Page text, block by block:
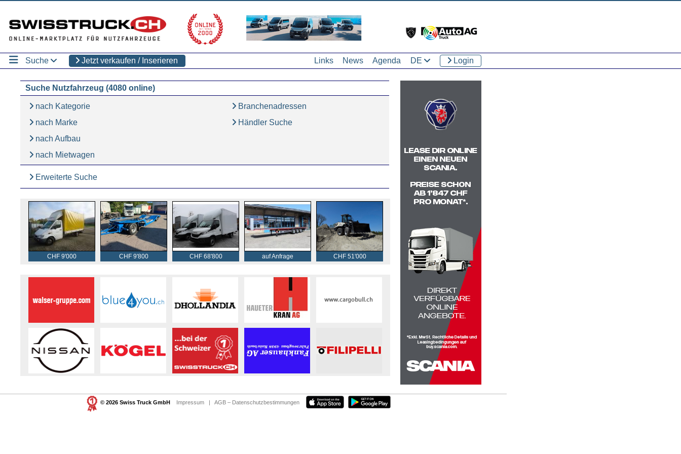
Suche Jetzt verkaufen / Inserieren Links News Agenda DE Login
Suche Nutzfahrzeug (4080 online)
Branchenadressen
Händler Suche
nach Kategorie
nach Marke
nach Aufbau
nach Mietwagen
Erweiterte Suche
CHF 9'000 CHF 9'800 CHF 68'800 auf Anfrage CHF 51'000
© 2026 Swiss Truck GmbH Impressum | AGB – Datenschutzbestimmungen